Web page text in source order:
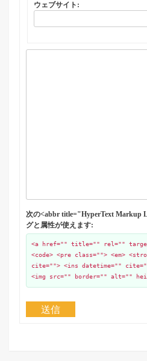
ウェブサイト:
次の<abbr title="HyperText Markup
グと属性が使えます:
<a href="" title="" rel=""
<code> <pre class=""> <em>
cite=""> <ins datetime=""
<img src="" border="" alt=""
送信